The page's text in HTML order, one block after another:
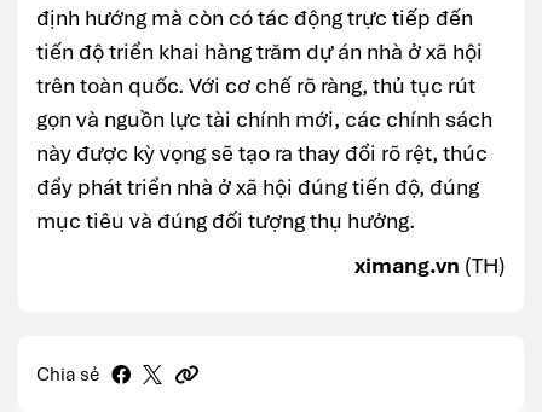
định hướng mà còn có tác động trực tiếp đến
tiến độ triển khai hàng trăm dự án nhà ở xã hội
trên toàn quốc. Với cơ chế rõ ràng, thủ tục rút
gọn và nguồn lực tài chính mới, các chính sách
này được kỳ vọng sẽ tạo ra thay đổi rõ rệt, thúc
đẩy phát triển nhà ở xã hội đúng tiến độ, đúng
mục tiêu và đúng đối tượng thụ hưởng.
ximang.vn (TH)
Chia sẻ